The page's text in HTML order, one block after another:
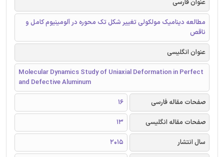
عنوان فارسی
مطالعه دینامیک مولکولی تغییر شکل تک محوره در آلومینیوم کامل و
ناقص
عنوان انگلیسی
Molecular Dynamics Study of Uniaxial Deformation in Perfect
and Defective Aluminum
صفحات مقاله فارسی
16
صفحات مقاله انگلیسی
13
سال انتشار
2015